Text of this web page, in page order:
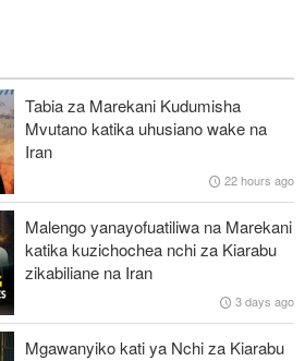
kuunga mkono Palestina na
Muqaddas
Maandamano ya Wanawake ya 1956 –
yanaendelea
dhidi ya afisa anayetuhumiwa kufanya
njia ya kujiondoa vitani na Iran huku
yakipungua
Tabia za Marekani Kudumisha
Mvutano katika uhusiano wake na
Iran
22 hours ago
Malengo yanayofuatiliwa na Marekani
katika kuzichochea nchi za Kiarabu
zikabiliane na Iran
3 days ago
Mgawanyiko kati ya Nchi za Kiarabu